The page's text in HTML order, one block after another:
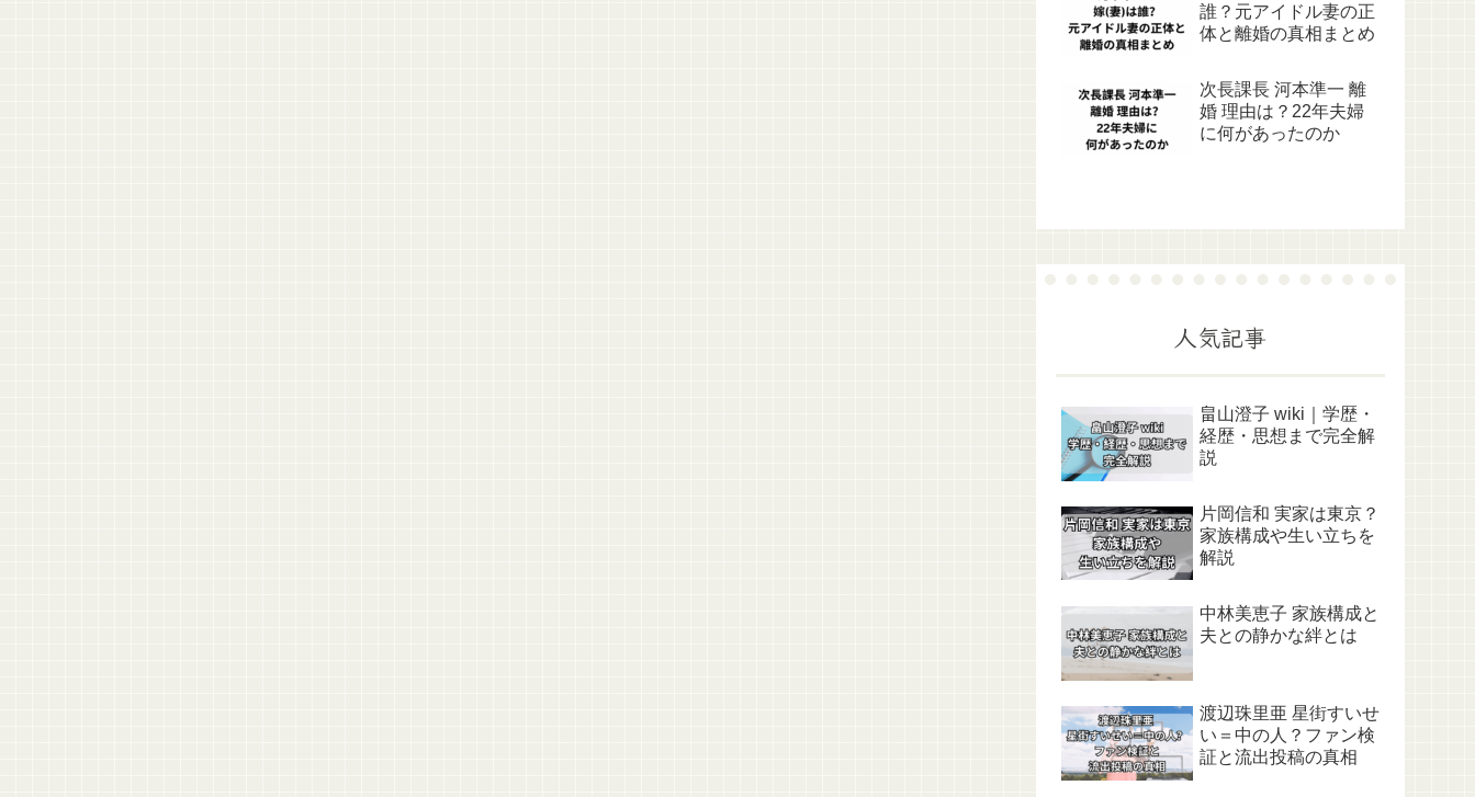
誰？元アイドル妻の正
体と離婚の真相まとめ
次長課長 河本準一 離
婚 理由は？22年夫婦
に何があったのか
人気記事
畠山澄子 wiki｜学歴・
経歴・思想まで完全解
説
片岡信和 実家は東京？
家族構成や生い立ちを
解説
中林美恵子 家族構成と
夫との静かな絆とは
渡辺珠里亜 星街すいせ
い＝中の人？ファン検
証と流出投稿の真相